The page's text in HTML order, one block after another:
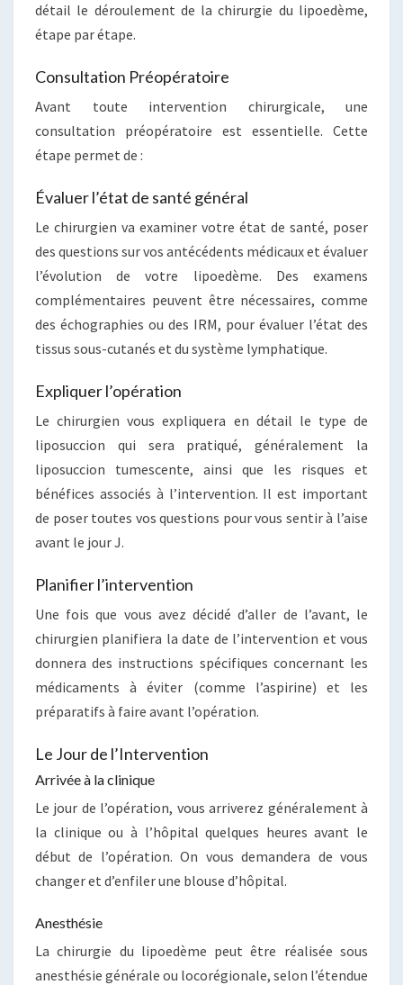
détail le déroulement de la chirurgie du lipoedème,
étape par étape.
Consultation Préopératoire
Avant toute intervention chirurgicale, une
consultation préopératoire est essentielle. Cette
étape permet de :
Évaluer l’état de santé général
Le chirurgien va examiner votre état de santé, poser
des questions sur vos antécédents médicaux et évaluer
l’évolution de votre lipoedème. Des examens
complémentaires peuvent être nécessaires, comme
des échographies ou des IRM, pour évaluer l’état des
tissus sous-cutanés et du système lymphatique.
Expliquer l’opération
Le chirurgien vous expliquera en détail le type de
liposuccion qui sera pratiqué, généralement la
liposuccion tumescente, ainsi que les risques et
bénéfices associés à l’intervention. Il est important
de poser toutes vos questions pour vous sentir à l’aise
avant le jour J.
Planifier l’intervention
Une fois que vous avez décidé d’aller de l’avant, le
chirurgien planifiera la date de l’intervention et vous
donnera des instructions spécifiques concernant les
médicaments à éviter (comme l’aspirine) et les
préparatifs à faire avant l’opération.
Le Jour de l’Intervention
Arrivée à la clinique
Le jour de l’opération, vous arriverez généralement à
la clinique ou à l’hôpital quelques heures avant le
début de l’opération. On vous demandera de vous
changer et d’enfiler une blouse d’hôpital.
Anesthésie
La chirurgie du lipoedème peut être réalisée sous
anesthésie générale ou locorégionale, selon l’étendue